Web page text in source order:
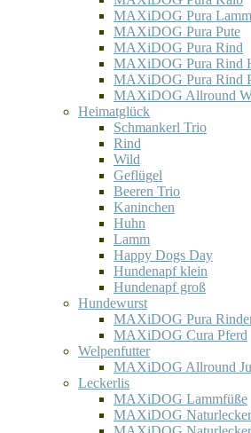
MAXiDOG Pura Lamm
MAXiDOG Pura Pute
MAXiDOG Pura Rind
MAXiDOG Pura Rind
MAXiDOG Pura Rind
MAXiDOG Allround
Heimatglück
Schmankerl Trio
Rind
Wild
Geflügel
Beeren Trio
Kaninchen
Huhn
Lamm
Happy Dogs Day
Hundenapf klein
Hundenapf groß
Hundewurst
MAXiDOG Pura
MAXiDOG Cura Pferd
Welpenfutter
MAXiDOG Allround
Leckerlis
MAXiDOG Lammfüße
MAXiDOG